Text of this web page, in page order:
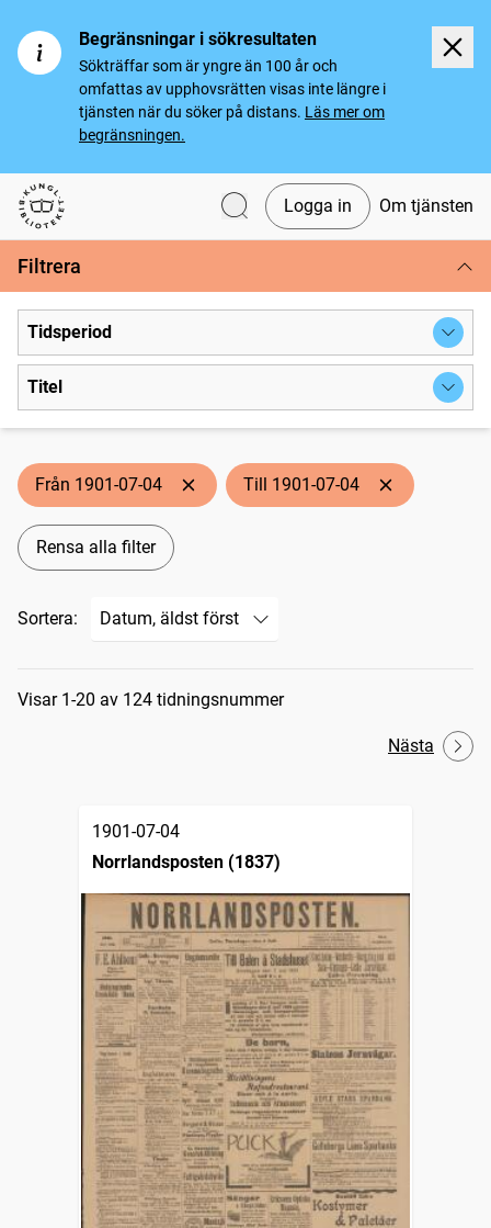
Begränsningar i sökresultaten
Sökträffar som är yngre än 100 år och
omfattas av upphovsrätten visas inte längre i
tjänsten när du söker på distans. Läs mer om
begränsningen.
Svenska tidningar
Logga in Om tjänsten
Filtrera
Tidsperiod
Titel
Från 1901-07-04 Till 1901-07-04
Rensa alla filter
Sortera:
Sökresultat
Visar 1-20 av 124 tidningsnummer
Nästa
1901-07-04
Norrlandsposten (1837)